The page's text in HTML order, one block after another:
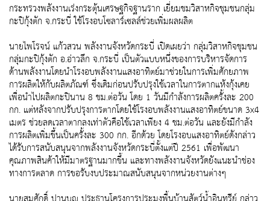
กระทรวงพลังงานเร่งกระตุ้นเศรษฐกิจฐานราก เยี่ยมชมวิสาหกิจชุมชนกลุ่ม
กะปิกุ้งตัก จ.กระบี่ ใช้โรงอบโซลาร์เซลล์ช่วยเพิ่มผลผลิต
นายไพโรจน์ แก้วสวน พลังงานจังหวัดกระบี่ เปิดเผยว่า กลุ่มวิสาหกิจชุมชน
กลุ่มกะปิกุ้งตัก อ.อ่าวลึก จ.กระบี่ เป็นตัวแบบหนึ่งของการบริหารจัดการ
ด้านพลังงานโดยนำโรงอบพลังงานแสงอาทิตย์มาช่วยในการเพิ่มศักยภาพ
การผลิตให้กับผลิตภัณฑ์ ซึ่งเดิมก่อนปรับปรุงใช้เวลาในการตากแห้งกุ้งเคย
เพื่อนำไปผลิตกะปินาน 8 ชม.ต่อวัน โดย 1 วันมีกำลังการผลิตครั้งละ 200
กก. แต่หลังจากปรับปรุงการตากโดยใช้โรงอบพลังงานแสงอาทิตย์ขนาด 3x4
เมตร ช่วยลดเวลาตากลงเท่าตัวคือใช้เวลาเพียง 4 ชม.ต่อวัน และยังมีกำลัง
การผลิตเพิ่มขึ้นเป็นครั้งละ 300 กก. อีกด้วย โดยโรงอบแสงอาทิตย์ดังกล่าว
ได้รับการสนับสนุนจากพลังงานจังหวัดกระบี่ตั้งแต่ปี 2561 เพื่อพัฒนา
คุณภาพสินค้าให้มีมาตรฐานมากขึ้น และทางพลังงานจังหวัดยังแนะนำช่อง
ทางการตลาด การขอรับงบประมาณสนับสนุนจากหน่วยงานต่างๆ